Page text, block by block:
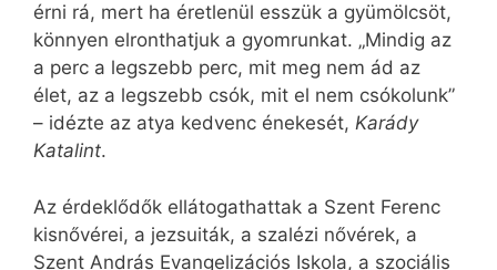
érni rá, mert ha éretlenül esszük a gyümölcsöt,
könnyen elronthatjuk a gyomrunkat. „Mindig az
a perc a legszebb perc, mit meg nem ád az
élet, az a legszebb csók, mit el nem csókolunk”
– idézte az atya kedvenc énekesét, Karády
Katalint.
Az érdeklődők ellátogathattak a Szent Ferenc
kisnővérei, a jezsuiták, a szalézi nővérek, a
Szent András Evangelizációs Iskola, a szociális